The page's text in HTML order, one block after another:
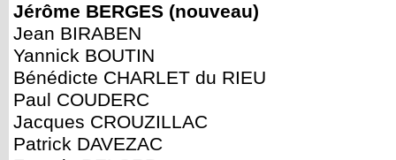
Jérôme BERGES (nouveau)
Jean BIRABEN
Yannick BOUTIN
Bénédicte CHARLET du RIEU
Paul COUDERC
Jacques CROUZILLAC
Patrick DAVEZAC